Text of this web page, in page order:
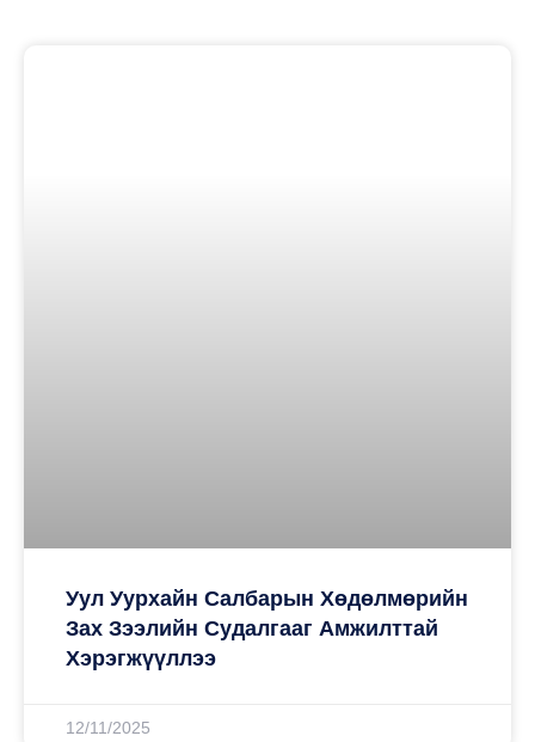
Уул Уурхайн Салбарын Хөдөлмөрийн
Зах Зээлийн Судалгааг Амжилттай
Хэрэгжүүллээ
12/11/2025